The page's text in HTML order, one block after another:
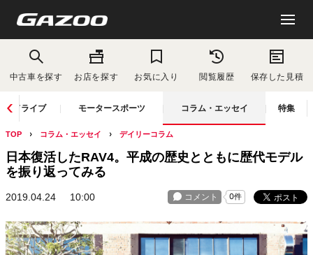
中古車を探す お店を探す お気に入り 閲覧履歴 保存した見積
ドライブ モータースポーツ コラム・エッセイ 特集
TOP コラム・エッセイ デイリーコラム
日本復活したRAV4。平成の歴史とともに歴代モデル
を振り返ってみる
2019.04.24 10:00